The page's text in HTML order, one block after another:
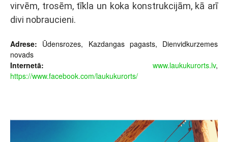
virvēm, trosēm, tīkla un koka konstrukcijām, kā arī
divi nobraucieni.
Adrese: Ūdensrozes, Kazdangas pagasts, Dienvidkurzemes
novads
Internetā:
www.laukukurorts.lv,
https://www.facebook.com/laukukurorts/